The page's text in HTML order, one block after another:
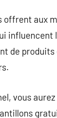
offrent aux
influencent
de
vous